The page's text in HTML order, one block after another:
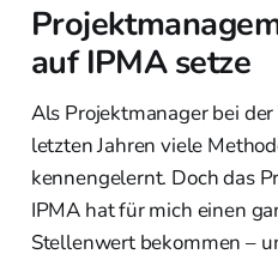
auf IPMA setze
Als Projektmanager bei
letzten Jahren viele
kennengelernt. Doch das
IPMA hat für mich einen
Stellenwert bekommen –